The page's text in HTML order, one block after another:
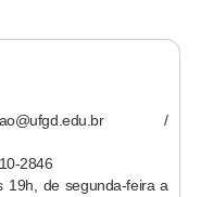
/
2846
19h, de segunda-feira a